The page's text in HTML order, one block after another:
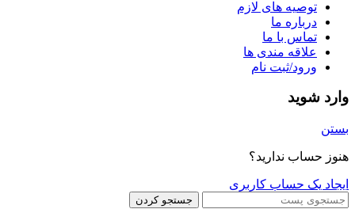
توصیه های لازم
درباره ما
تماس با ما
علاقه مندی ها
ورود/ثبت نام
وارد شوید
بستن
هنوز حساب ندارید؟
ایجاد یک حساب کاربری
جستجو کردن